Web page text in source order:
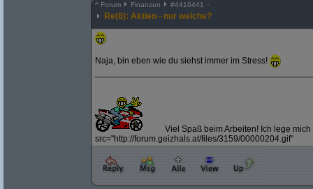
^ Forum Finanzen #4416441
Re(8): Aktien - nur welche?
Naja, bin eben wie du siehst immer im Stress!
Viel Spaß beim Arbeiten! Ich lege
src="http://forum.geizhals.at/files/3159/00000204.gif"